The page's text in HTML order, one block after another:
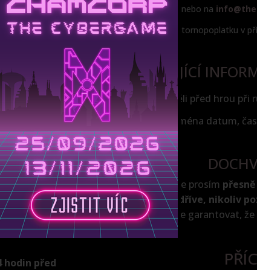
kontaktujte nás na čísle
777 779 005 nebo na
opak a nevzniká tím nárok na vrácení stornopoplatku v
SI POZORNĚ NÁSLEDUJÍCÍ
i v potvrzovacím e-mailu, abyste je měli před hrou při
správnost všech detailů rezervace , zejména datum,
se,
výše.
hodin před
Dostavte se prosím
(nikoliv dříve, nikoliv
nemůžeme garantovat,